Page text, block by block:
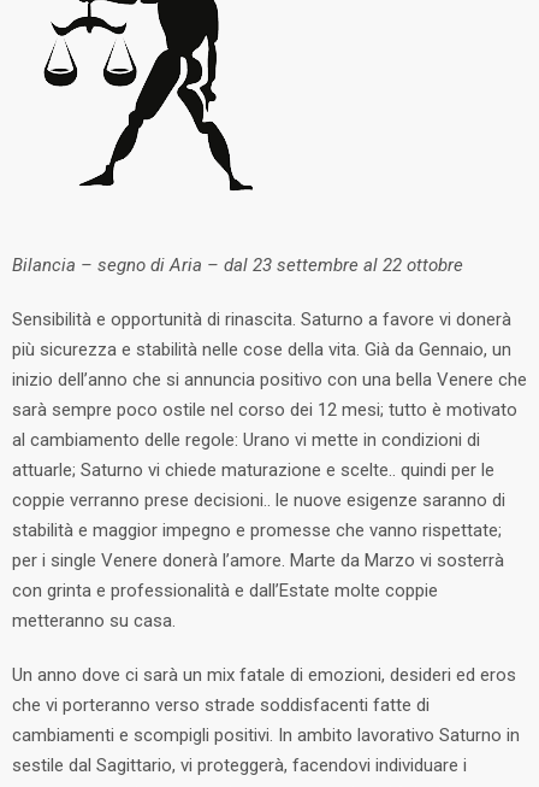
Bilancia – segno di Aria – dal 23 settembre al 22 ottobre
Sensibilità e opportunità di rinascita. Saturno a favore vi donerà
più sicurezza e stabilità nelle cose della vita. Già da Gennaio, un
inizio dell’anno che si annuncia positivo con una bella Venere che
sarà sempre poco ostile nel corso dei 12 mesi; tutto è motivato
al cambiamento delle regole: Urano vi mette in condizioni di
attuarle; Saturno vi chiede maturazione e scelte.. quindi per le
coppie verranno prese decisioni.. le nuove esigenze saranno di
stabilità e maggior impegno e promesse che vanno rispettate;
per i single Venere donerà l’amore. Marte da Marzo vi sosterrà
con grinta e professionalità e dall’Estate molte coppie
metteranno su casa.
Un anno dove ci sarà un mix fatale di emozioni, desideri ed eros
che vi porteranno verso strade soddisfacenti fatte di
cambiamenti e scompigli positivi. In ambito lavorativo Saturno in
sestile dal Sagittario, vi proteggerà, facendovi individuare i